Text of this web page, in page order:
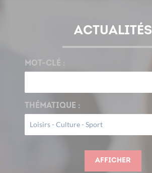
ACTUALITÉS
MOT-CLÉ :
THÉMATIQUE :
Afficher